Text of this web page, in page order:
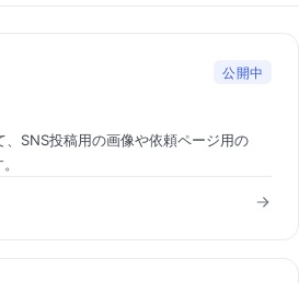
公開中
、SNS投稿用の画像や依頼ページ用の